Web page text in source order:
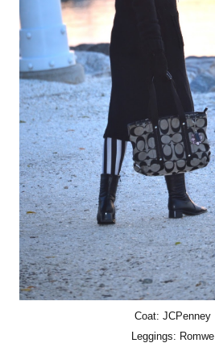
Coat: JCPenney
Leggings: Romwe